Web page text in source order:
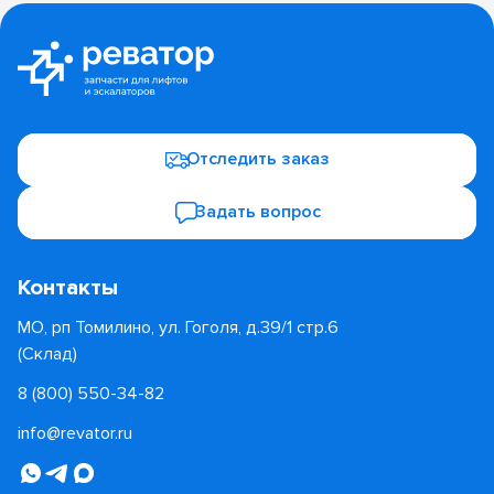
Отследить заказ
Задать вопрос
Контакты
МО, рп Томилино, ул. Гоголя, д.39/1 стр.6
(Склад)
8 (800) 550-34-82
info@revator.ru